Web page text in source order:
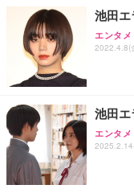
池田
エンタメ
2022.4.8(
池田
エンタメ